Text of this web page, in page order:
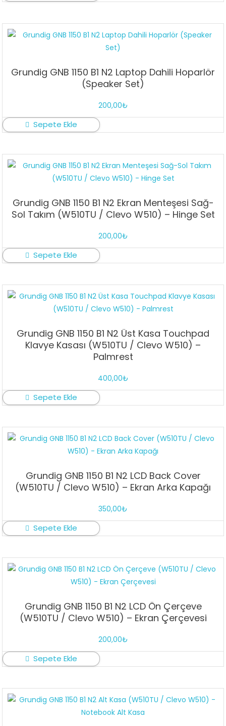
Grundig GNB 1150 B1 N2 Laptop Dahili Hoparlör
(Speaker Set)
200,00₺
Sepete Ekle
Grundig GNB 1150 B1 N2 Ekran Menteşesi Sağ-
Sol Takım (W510TU / Clevo W510) – Hinge Set
200,00₺
Sepete Ekle
Grundig GNB 1150 B1 N2 Üst Kasa Touchpad
Klavye Kasası (W510TU / Clevo W510) –
Palmrest
400,00₺
Sepete Ekle
Grundig GNB 1150 B1 N2 LCD Back Cover
(W510TU / Clevo W510) – Ekran Arka Kapağı
350,00₺
Sepete Ekle
Grundig GNB 1150 B1 N2 LCD Ön Çerçeve
(W510TU / Clevo W510) – Ekran Çerçevesi
200,00₺
Sepete Ekle